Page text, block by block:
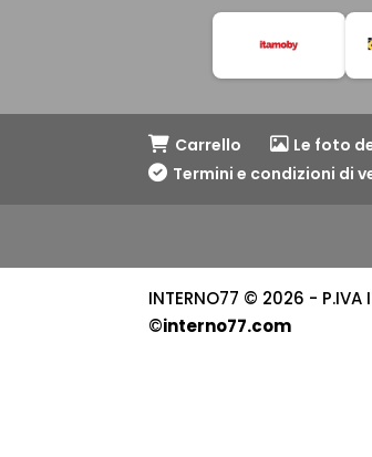
Carrello Le foto
Termini e condizioni di
INTERNO77 © 2026 -
©interno77.com